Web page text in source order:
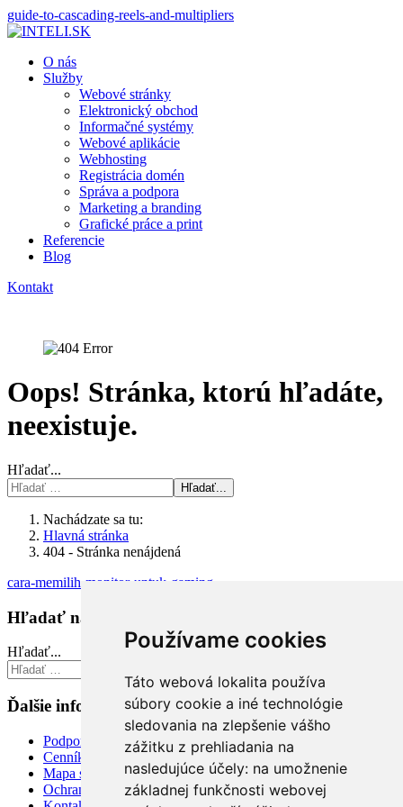
Používame cookies
Táto webová lokalita používa
súbory cookie a iné technológie
sledovania na zlepšenie vášho
zážitku z prehliadania na
nasledujúce účely: na umožnenie
základnej funkčnosti webovej
guide-to-cascading-reels-and-multipliers
O nás
Služby
Webové stránky
Elektronický obchod
Informačné systémy
Webové aplikácie
Webhosting
Registrácia domén
Správa a podpora
Marketing a branding
Grafické práce a print
Referencie
Blog
Kontakt
Oops! Stránka, ktorú hľadáte,
neexistuje.
Hľadať...
Hľadať...
Nachádzate sa tu:
Hlavná stránka
404 - Stránka nenájdená
cara-memilih-monitor-untuk-gaming
Hľadať na stránke
Hľadať...
Ďalšie informácie
Podpora
Cenník
Mapa stránky
Ochrana osobných údajov